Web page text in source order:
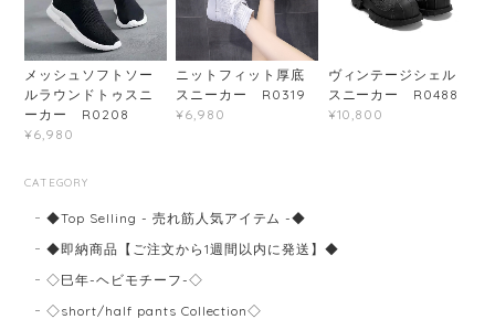
メッシュソフトソー
ルラウンドトゥスニ
ーカー R0208
¥6,980
ニットフィット厚底
スニーカー R0319
¥6,980
ヴィンテージシェル
スニーカー R0488
¥10,800
CATEGORY
◆Top Selling - 売れ筋人気アイテム -◆
◆即納商品【ご注文から1週間以内に発送】◆
◇巳年-ヘビモチーフ-◇
◇short/half pants Collection◇